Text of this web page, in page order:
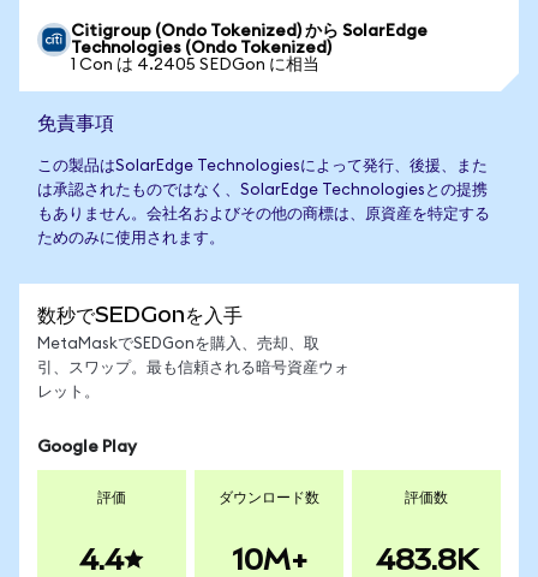
Citigroup (Ondo Tokenized) から SolarEdge
Technologies (Ondo Tokenized)
1 Con は 4.2405 SEDGon に相当
免責事項
この製品はSolarEdge Technologiesによって発行、後援、また
は承認されたものではなく、SolarEdge Technologiesとの提携
もありません。会社名およびその他の商標は、原資産を特定する
ためのみに使用されます。
数秒でSEDGonを入手
MetaMaskでSEDGonを購入、売却、取
引、スワップ。最も信頼される暗号資産ウォ
レット。
Google Play
評価
4.4
ダウンロード数
10M+
評価数
483.8K